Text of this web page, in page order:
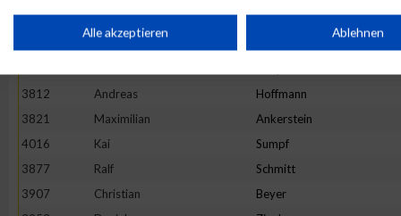
4108
André Wegmann
3812
Andreas Hoffmann
3821
Maximilian Ankerstein
4016
Kai Sumpf
3877
Ralf Schmitt
3907
Christian Beyer
Speichern von oder Zugriff auf Informationen auf einem
Erstellung von Profilen für personalisierte Werbung
Verwendung von Profilen zur Auswahl personalisierter Werbung
Alle akzeptieren Ablehnen